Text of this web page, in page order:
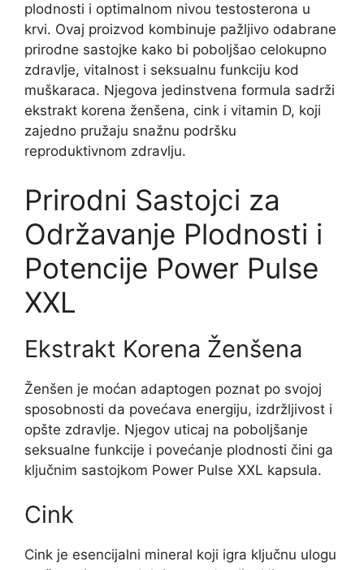
plodnosti i optimalnom nivou testosterona u
krvi. Ovaj proizvod kombinuje pažljivo odabrane
prirodne sastojke kako bi poboljšao celokupno
zdravlje, vitalnost i seksualnu funkciju kod
muškaraca. Njegova jedinstvena formula sadrži
ekstrakt korena ženšena, cink i vitamin D, koji
zajedno pružaju snažnu podršku
reproduktivnom zdravlju.
Prirodni Sastojci za
Održavanje Plodnosti i
Potencije Power Pulse
XXL
Ekstrakt Korena Ženšena
Ženšen je moćan adaptogen poznat po svojoj
sposobnosti da povećava energiju, izdržljivost i
opšte zdravlje. Njegov uticaj na poboljšanje
seksualne funkcije i povećanje plodnosti čini ga
ključnim sastojkom Power Pulse XXL kapsula.
Cink
Cink je esencijalni mineral koji igra ključnu ulogu